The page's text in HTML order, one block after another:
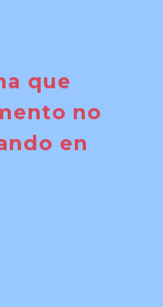
que
no
en